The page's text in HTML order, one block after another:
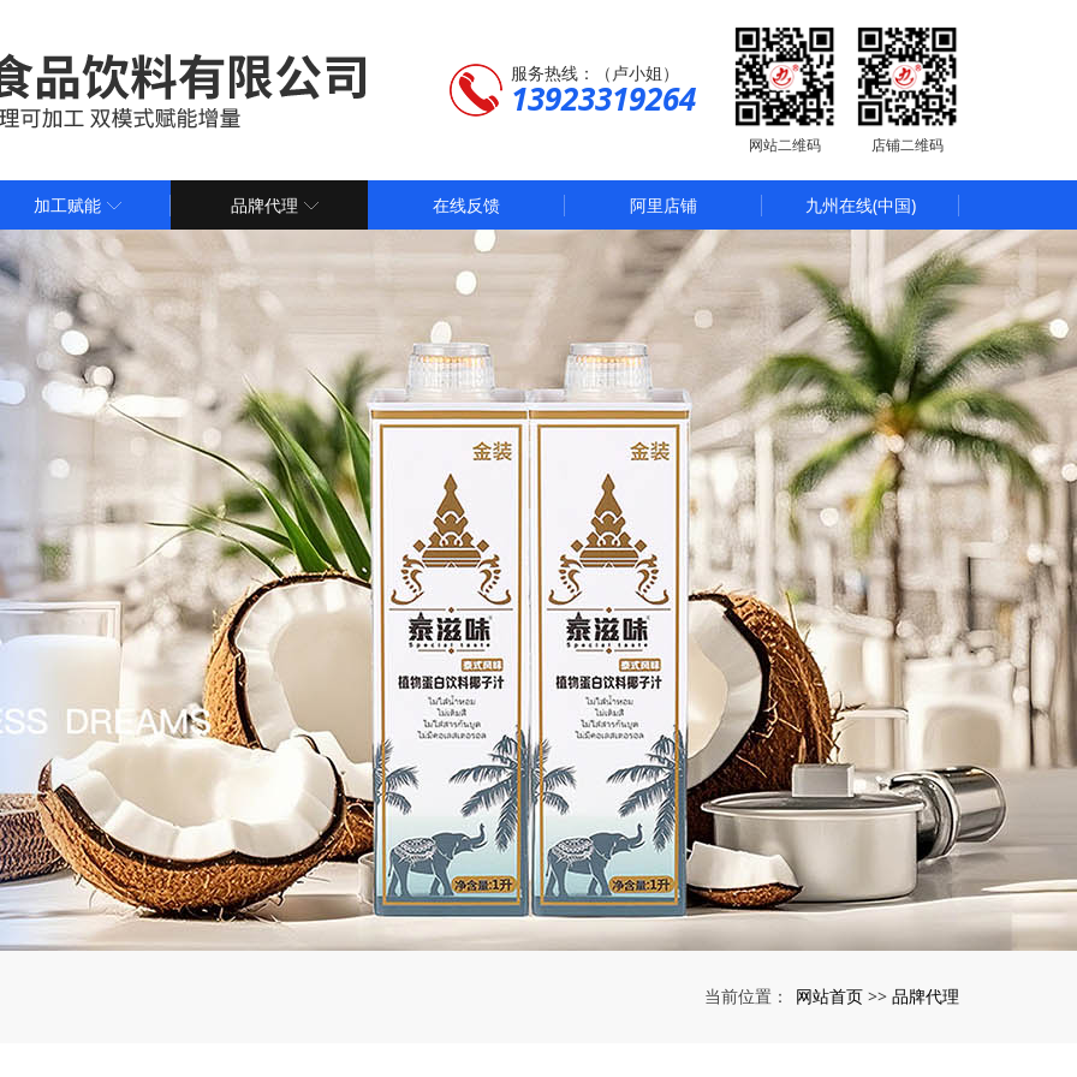
服务热线：（卢小姐）
13923319264
网站二维码 店铺二维码
加工赋能 品牌代理 在线反馈 阿里店铺 九州在线(中国)
当前位置： 网站首页 >> 品牌代理